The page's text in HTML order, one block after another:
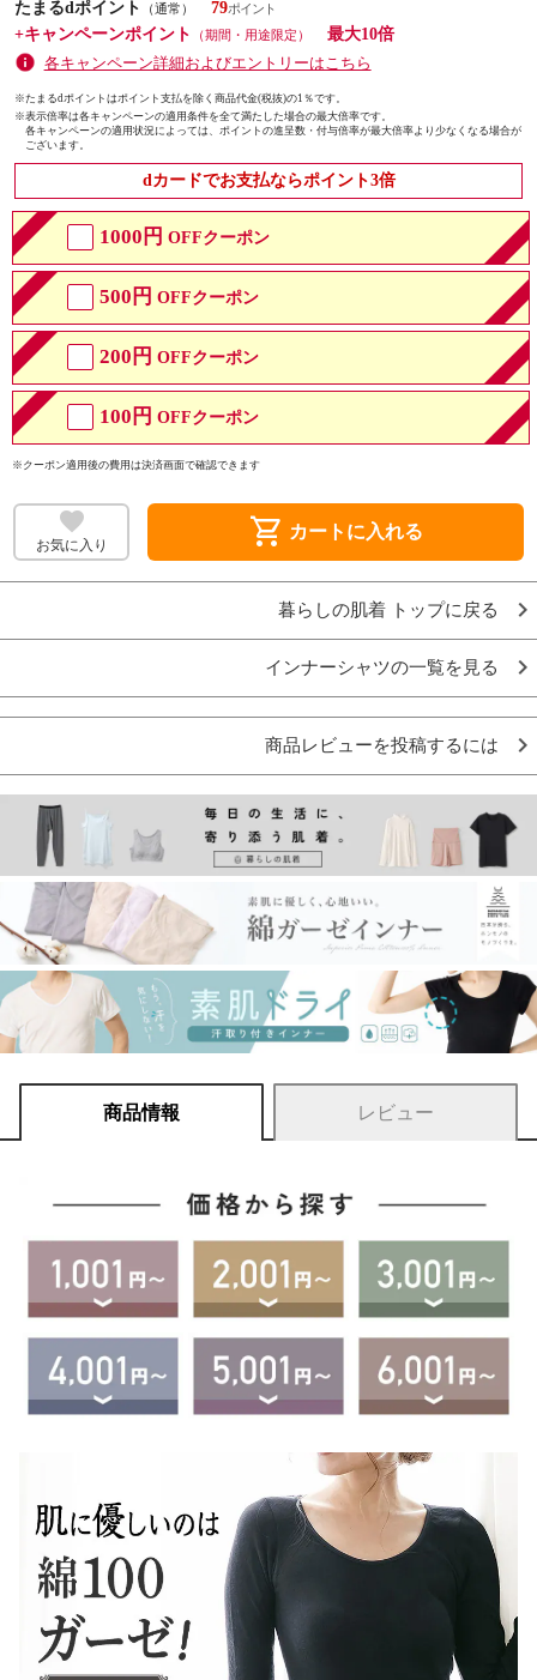
たまるdポイント
（通常）
79
+キャンペーンポイント
（期間・用途限定）
最大10倍
各キャンペーン詳細およびエントリーはこちら
※たまるdポイントはポイント支払を除く商品代金(税抜)の1％です。
※表示倍率は各キャンペーンの適用条件を全て満たした場合の最大倍率です。
各キャンペーンの適用状況によっては、ポイントの進呈数・付与倍率が最大倍率より少なくなる場合が
ございます。
dカードでお支払ならポイント3倍
1000円 OFFクーポン
500円 OFFクーポン
200円 OFFクーポン
100円 OFFクーポン
※クーポン適用後の費用は決済画面で確認できます
お気に入り shopping_cart カートに入れる
暮らしの肌着 トップに戻る
インナーシャツの一覧を見る
商品レビューを投稿するには
商品情報 レビュー